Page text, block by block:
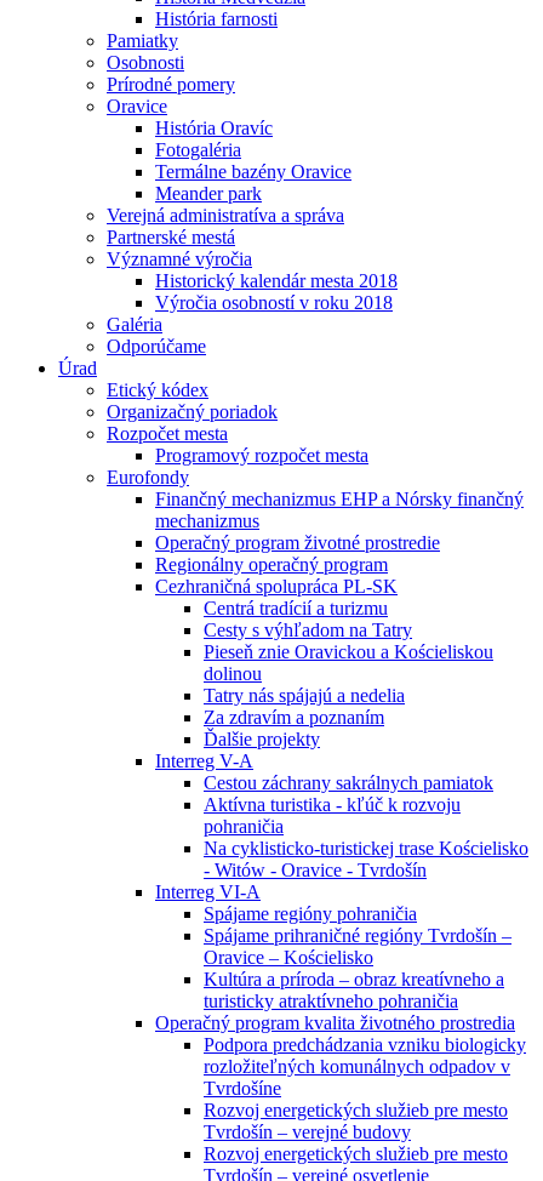
História farnosti
Pamiatky
Osobnosti
Prírodné pomery
Oravice
História Oravíc
Fotogaléria
Termálne bazény Oravice
Meander park
Verejná administratíva a správa
Partnerské mestá
Významné výročia
Historický kalendár mesta 2018
Výročia osobností v roku 2018
Galéria
Odporúčame
Úrad
Etický kódex
Organizačný poriadok
Rozpočet mesta
Programový rozpočet mesta
Eurofondy
Finančný mechanizmus EHP a Nórsky finančný
mechanizmus
Operačný program životné prostredie
Regionálny operačný program
Cezhraničná spolupráca PL-SK
Centrá tradícií a turizmu
Cesty s výhľadom na Tatry
Pieseň znie Oravickou a Kościeliskou
dolinou
Tatry nás spájajú a nedelia
Za zdravím a poznaním
Ďalšie projekty
Interreg V-A
Cestou záchrany sakrálnych pamiatok
Aktívna turistika - kľúč k rozvoju
pohraničia
Na cyklisticko-turistickej trase Kościelisko
- Witów - Oravice - Tvrdošín
Interreg VI-A
Spájame regióny pohraničia
Spájame prihraničné regióny Tvrdošín –
Oravice – Kościelisko
Kultúra a príroda – obraz kreatívneho a
turisticky atraktívneho pohraničia
Operačný program kvalita životného prostredia
Podpora predchádzania vzniku biologicky
rozložiteľných komunálnych odpadov v
Tvrdošíne
Rozvoj energetických služieb pre mesto
Tvrdošín – verejné budovy
Rozvoj energetických služieb pre mesto
Tvrdošín – verejné osvetlenie